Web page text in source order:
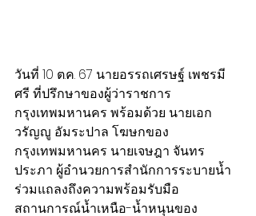
วันที่ 10 ต.ค. 67 นายอรรถเศรษฐ์ เพชรมี
ศรี ที่ปรึกษาของผู้ว่าราชการ
กรุงเทพมหานคร พร้อมด้วย นายเอก
วรัญญู อัมระปาล โฆษกของ
กรุงเทพมหานคร นายเจษฎา จันทร
ประภา ผู้อำนวยการสำนักการระบายน้ำ
ร่วมแถลงถึงความพร้อมรับมือ
สถานการณ์น้ำเหนือ-น้ำหนุนของ